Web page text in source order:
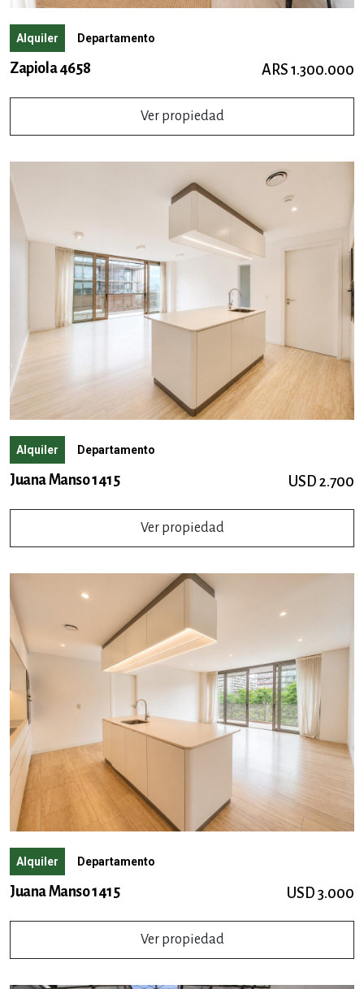
Alquiler Departamento
Zapiola 4658 ARS 1.300.000
Ver propiedad
Alquiler Departamento
Juana Manso 1415 USD 2.700
Ver propiedad
Alquiler Departamento
Juana Manso 1415 USD 3.000
Ver propiedad